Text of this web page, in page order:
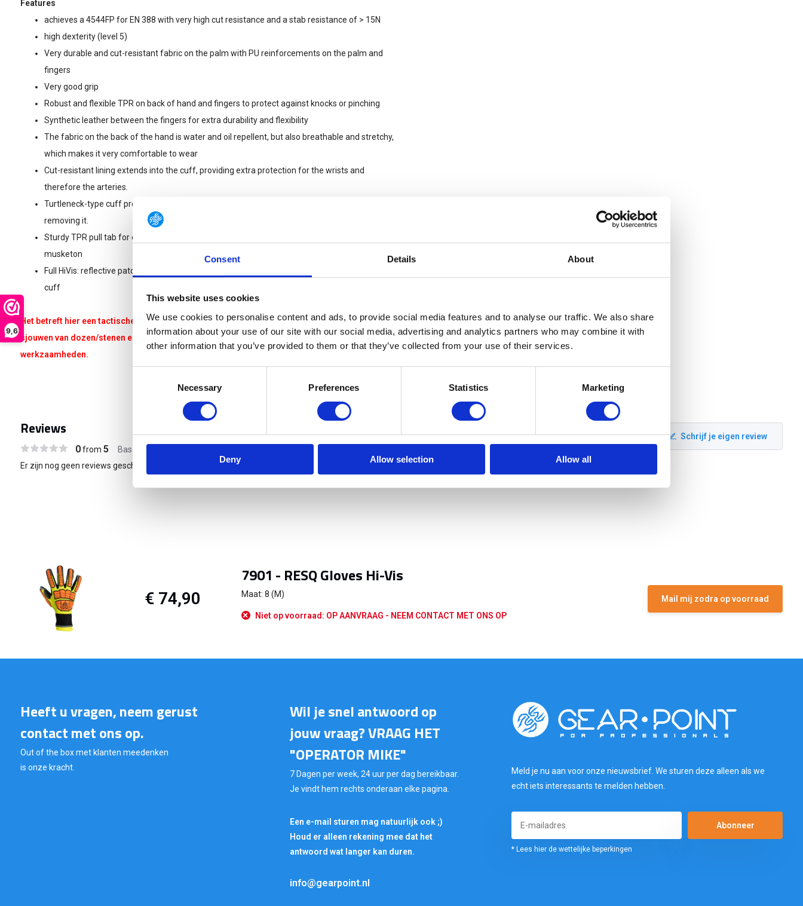
Consent Details About
This website uses cookies
We use cookies to personalise content and ads, to provide social media features and to analyse our traffic. We also share
information about your use of our site with our social media, advertising and analytics partners who may combine it with
other information that you’ve provided to them or that they’ve collected from your use of their services.
Necessary Preferences Statistics Marketing
Deny Allow selection Allow all
9,6
Features
achieves a 4544FP for EN 388 with very high cut resistance and a stab resistance of > 15N
high dexterity (level 5)
Very durable and cut-resistant fabric on the palm with PU reinforcements on the palm and
fingers
Very good grip
Robust and flexible TPR on back of hand and fingers to protect against knocks or pinching
Synthetic leather between the fingers for extra durability and flexibility
The fabric on the back of the hand is water and oil repellent, but also breathable and stretchy,
which makes it very comfortable to wear
Cut-resistant lining extends into the cuff, providing extra protection for the wrists and
therefore the arteries.
Turtleneck-type cuff prevents dirt, glass or debris from entering the glove, even when
removing it.
Sturdy TPR pull tab for easy donning and doffing, with opening to attach the gloves to a
musketon
Full HiVis: reflective patches on fingertips, fluo fabric and fluo TPR, reflective piping around the
cuff
Het betreft hier een tactische/rescue handschoen die niet geschikt is voor zwaar werk zoals
sjouwen van dozen/stenen en andere bouw/verhuis/verbouw/klim gerelateerde
werkzaamheden.
Reviews
0from 5 Based on 0 reviews
Schrijf je eigen review
Er zijn nog geen reviews geschreven over dit product..
€ 74,90
7901 - RESQ Gloves Hi-Vis
Maat: 8 (M)
Niet op voorraad: OP AANVRAAG - NEEM CONTACT MET ONS OP
Mail mij zodra op voorraad
Heeft u vragen, neem gerust
contact met ons op.
Out of the box met klanten meedenken
is onze kracht.
Wil je snel antwoord op
jouw vraag? VRAAG HET
"OPERATOR MIKE"
7 Dagen per week, 24 uur per dag bereikbaar.
Je vindt hem rechts onderaan elke pagina.
Een e-mail sturen mag natuurlijk ook ;)
Houd er alleen rekening mee dat het
antwoord wat langer kan duren.
info@gearpoint.nl
Meld je nu aan voor onze nieuwsbrief. We sturen deze alleen als we
echt iets interessants te melden hebben.
Abonneer
* Lees hier de wettelijke beperkingen